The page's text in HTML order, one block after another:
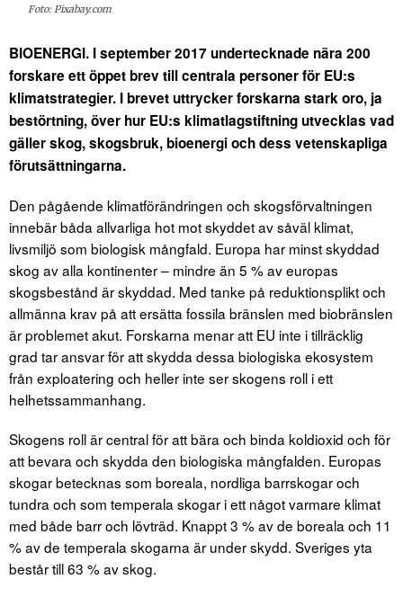
Foto: Pixabay.com
BIOENERGI. I september 2017 undertecknade nära 200
forskare ett öppet brev till centrala personer för EU:s
klimatstrategier. I brevet uttrycker forskarna stark oro, ja
bestörtning, över hur EU:s klimatlagstiftning utvecklas vad
gäller skog, skogsbruk, bioenergi och dess vetenskapliga
förutsättningarna.
Den pågående klimatförändringen och skogsförvaltningen
innebär båda allvarliga hot mot skyddet av såväl klimat,
livsmiljö som biologisk mångfald. Europa har minst skyddad
skog av alla kontinenter – mindre än 5 % av europas
skogsbestånd är skyddad. Med tanke på reduktionsplikt och
allmänna krav på att ersätta fossila bränslen med biobränslen
är problemet akut. Forskarna menar att EU inte i tillräcklig
grad tar ansvar för att skydda dessa biologiska ekosystem
från exploatering och heller inte ser skogens roll i ett
helhetssammanhang.
Skogens roll är central för att bära och binda koldioxid och för
att bevara och skydda den biologiska mångfalden. Europas
skogar betecknas som boreala, nordliga barrskogar och
tundra och som temperala skogar i ett något varmare klimat
med både barr och lövträd. Knappt 3 % av de boreala och 11
% av de temperala skogarna är under skydd. Sveriges yta
består till 63 % av skog.